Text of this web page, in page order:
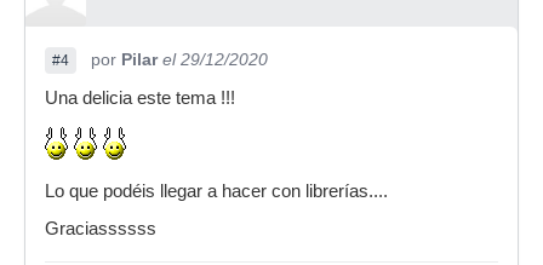
#4 por Pilar el 29/12/2020
Una delicia este tema !!!
Lo que podéis llegar a hacer con librerías....
Graciassssss